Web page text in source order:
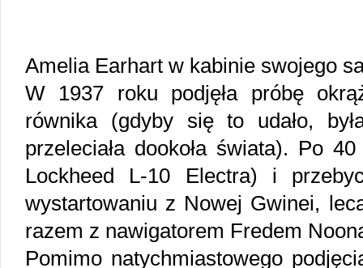
Amelia Earhart w kabinie swojego
W 1937 roku podjęła próbę
równika (gdyby się to udało,
przeleciała dookoła świata). Po
Lockheed L-10 Electra) i
wystartowaniu z Nowej Gwinei,
razem z nawigatorem Fredem
Pomimo natychmiastowego